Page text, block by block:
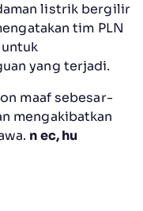
listrik bergilir
tim PLN
yang terjadi.
maaf sebesar-
mengakibatkan
n ec, hu